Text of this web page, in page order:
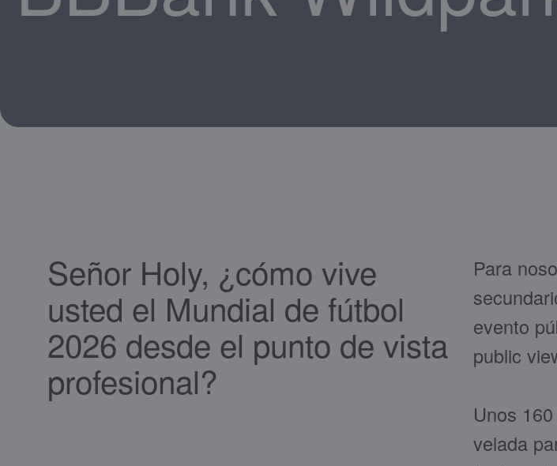
Señor Holy, ¿cómo vive
usted el Mundial de fútbol
2026 desde el punto de vista
profesional?
Para
evento
public
Unos
velada